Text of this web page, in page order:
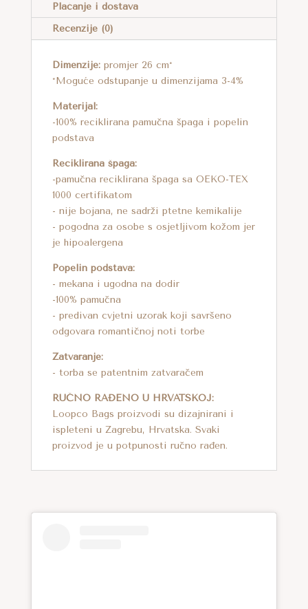
Plaćanje i dostava
Recenzije (0)
Dimenzije:promjer 26 cm*
*Moguće odstupanje u dimenzijama 3-4%
Materijal:
-100% reciklirana pamučna špaga i popelin
podstava
Reciklirana špaga:
-pamučna reciklirana špaga sa OEKO-TEX
1000 certifikatom
- nije bojana, ne sadrži ptetne kemikalije
- pogodna za osobe s osjetljivom kožom jer
je hipoalergena
Popelin podstava:
- mekana i ugodna na dodir
-100% pamučna
- predivan cvjetni uzorak koji savršeno
odgovara romantičnoj noti torbe
Zatvaranje:
- torba se patentnim zatvaračem
RUČNO RAĐENO U HRVATSKOJ:
Loopco Bags proizvodi su dizajnirani i
ispleteni u Zagrebu, Hrvatska. Svaki
proizvod je u potpunosti ručno rađen.